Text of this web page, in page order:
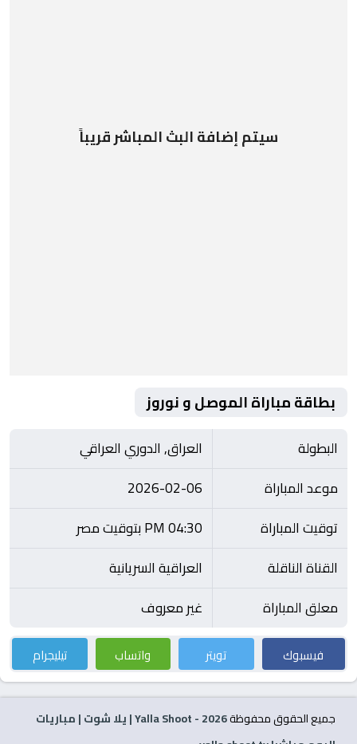
سيتم إضافة البث المباشر قريباً
بطاقة مباراة الموصل و نوروز
البطولة
العراق, الدوري العراقي
موعد المباراة
2026-02-06
توقيت المباراة
04:30 PM بتوقيت مصر
القناة الناقلة
العراقية السريانية
معلق المباراة
غير معروف
فيسبوك تويتر واتساب تيليجرام
جميع الحقوق محفوظة2026
- Yalla Shoot | يلا شوت | مباريات